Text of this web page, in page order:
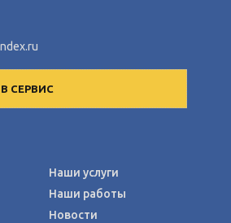
СЕРВИС
Наши услуги
Наши работы
Новости